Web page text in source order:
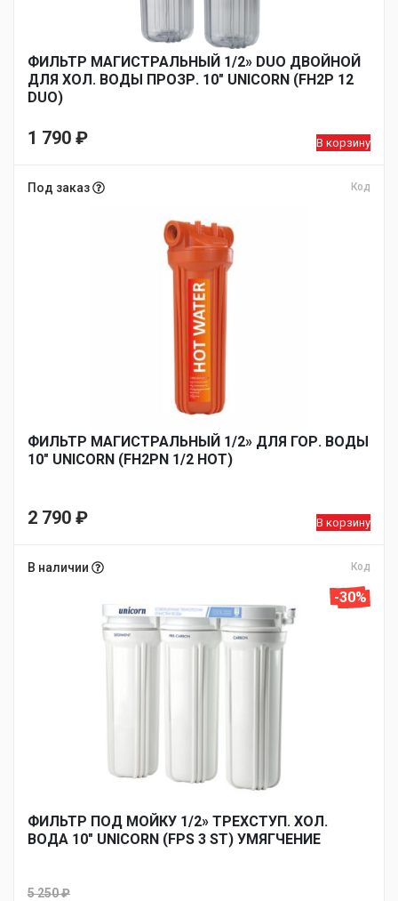
ФИЛЬТР МАГИСТРАЛЬНЫЙ 1/2» DUO ДВОЙНОЙ
ДЛЯ ХОЛ. ВОДЫ ПРОЗР. 10″ UNICORN (FH2P 12
DUO)
1 790 ₽ В корзину
Под заказ Код
ФИЛЬТР МАГИСТРАЛЬНЫЙ 1/2» ДЛЯ ГОР. ВОДЫ
10″ UNICORN (FH2PN 1/2 HOТ)
2 790 ₽ В корзину
В наличии Код
-30%
ФИЛЬТР ПОД МОЙКУ 1/2» ТРЕХСТУП. ХОЛ.
ВОДА 10″ UNICORN (FPS 3 SТ) УМЯГЧЕНИЕ
5 250₽